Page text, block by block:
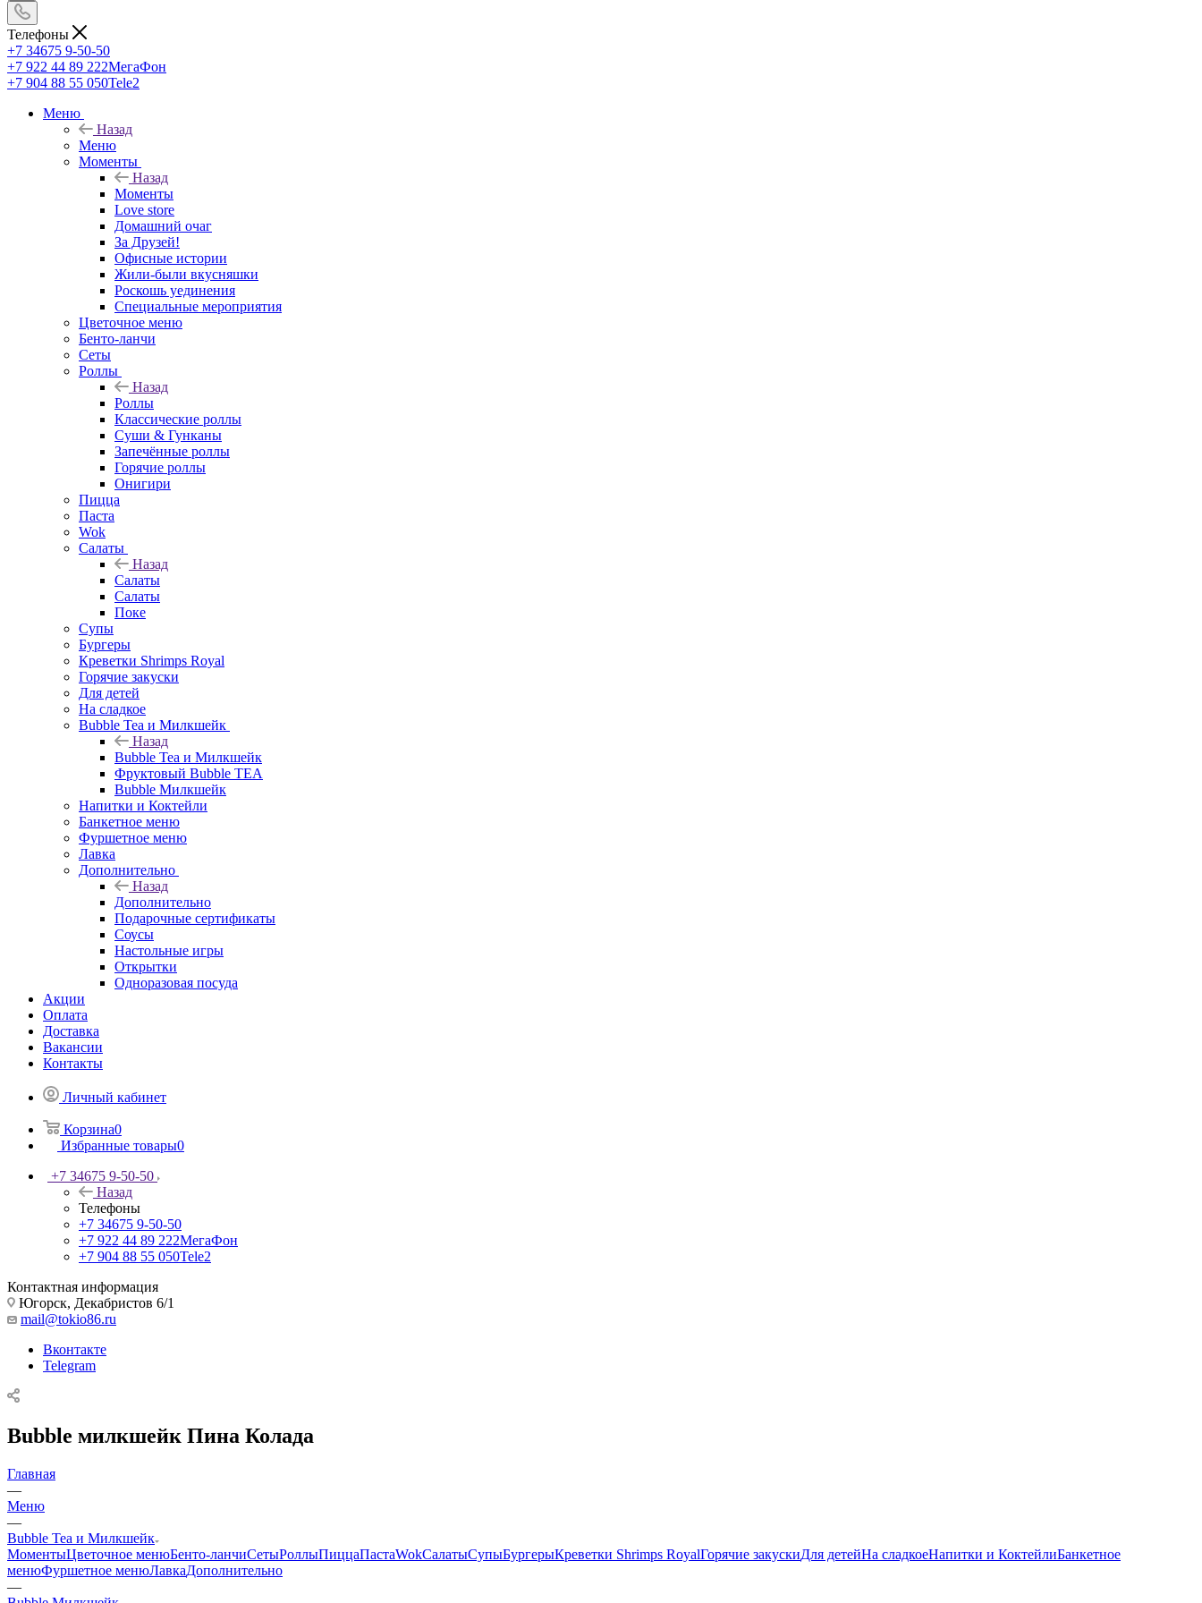
Телефоны
+7 34675 9-50-50
+7 922 44 89 222МегаФон
+7 904 88 55 050Tele2
Меню
Назад
Меню
Моменты
Назад
Моменты
Love store
Домашний очаг
За Друзей!
Офисные истории
Жили-были вкусняшки
Роскошь уединения
Специальные мероприятия
Цветочное меню
Бенто-ланчи
Сеты
Роллы
Назад
Роллы
Классические роллы
Суши & Гунканы
Запечённые роллы
Горячие роллы
Онигири
Пицца
Паста
Wok
Салаты
Назад
Салаты
Салаты
Поке
Супы
Бургеры
Креветки Shrimps Royal
Горячие закуски
Для детей
На сладкое
Bubble Tea и Милкшейк
Назад
Bubble Tea и Милкшейк
Фруктовый Bubble TEA
Bubble Милкшейк
Напитки и Коктейли
Банкетное меню
Фуршетное меню
Лавка
Дополнительно
Назад
Дополнительно
Подарочные сертификаты
Соусы
Настольные игры
Открытки
Одноразовая посуда
Акции
Оплата
Доставка
Вакансии
Контакты
Личный кабинет
Корзина0
Избранные товары0
+7 34675 9-50-50
Назад
Телефоны
+7 34675 9-50-50
+7 922 44 89 222МегаФон
+7 904 88 55 050Tele2
Контактная информация
Югорск, Декабристов 6/1
mail@tokio86.ru
Вконтакте
Telegram
Bubble милкшейк Пина Колада
Главная
—
Меню
—
Bubble Tea и Милкшейк
МоментыЦветочное менюБенто-ланчиСетыРоллыПиццаПастаWokСалатыСупыБургерыКреветки Shrimps RoyalГорячие закускиДля детейНа сладкоеНапитки и КоктейлиБанкетное
менюФуршетное менюЛавкаДополнительно
—